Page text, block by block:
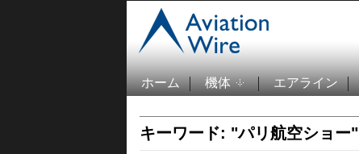
ホーム 機体 エアライン
キーワード: "パリ航空ショー"